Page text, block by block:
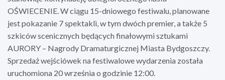
OŚWIECENIE. W ciągu 15-dniowego festiwalu, planowane
jest pokazanie 7 spektakli, w tym dwóch premier, a także 5
szkiców scenicznych będących finałowymi sztukami
AURORY – Nagrody Dramaturgicznej Miasta Bydgoszczy.
Sprzedaż wejściówek na festiwalowe wydarzenia została
uruchomiona 20 września o godzinie 12:00.